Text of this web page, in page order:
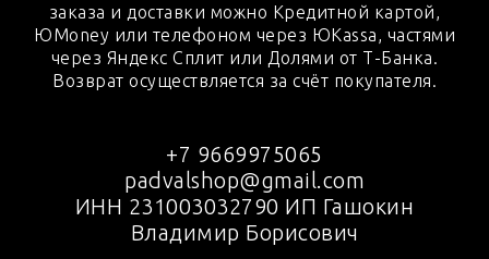
заказа и доставки можно Кредитной картой,
ЮMoney или телефоном через ЮKassa, частями
через Яндекс Сплит или Долями от Т-Банка.
Возврат осуществляется за счёт покупателя.
+7 9669975065
padvalshop@gmail.com
ИНН 231003032790 ИП Гашокин
Владимир Борисович